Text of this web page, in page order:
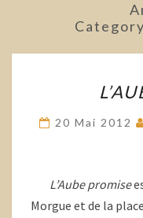
20 Mai 2012
L’Aube promise
Morgue et de la